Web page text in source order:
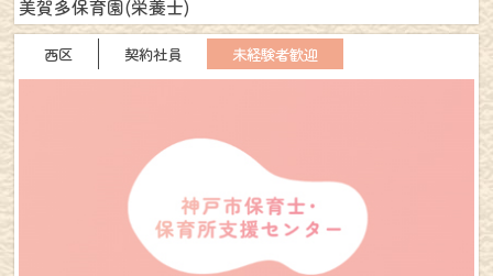
美賀多保育園(栄養士)
西区 契約社員 未経験者歓迎